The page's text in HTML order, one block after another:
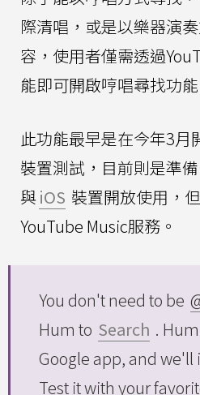
際清唱，或是以樂器演
容，使用者僅需透過
能即可開啟哼唱尋找功能
此功能最早是在今年3月
裝置測試，目前則是準
與 iOS 裝置開放使用，
YouTube Music服務。
You don't need to be
Hum to Search .
Google app, and we'll
Test it with your